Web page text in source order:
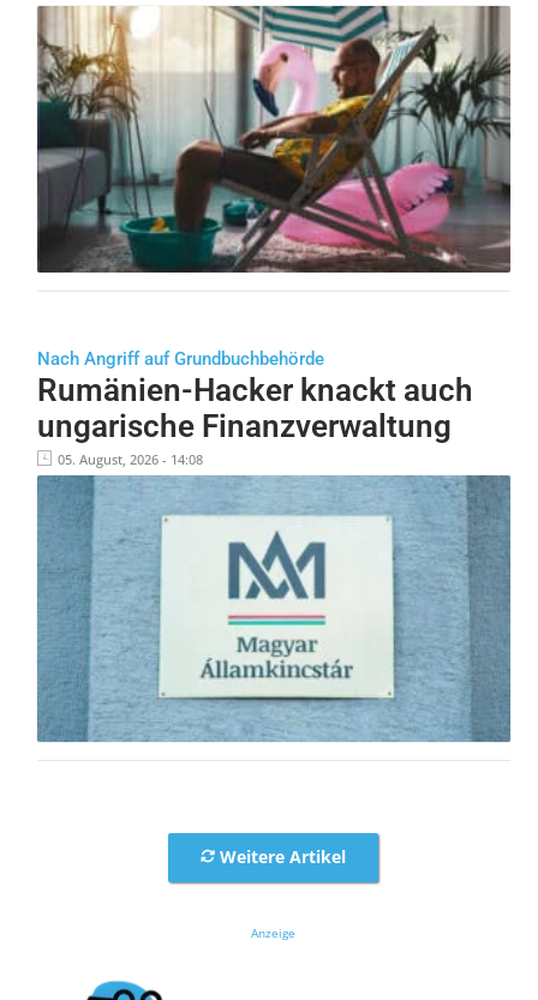
Nach Angriff auf Grundbuchbehörde
Rumänien-Hacker knackt auch
ungarische Finanzverwaltung
05. August, 2026 - 14:08
Weitere Artikel
Anzeige